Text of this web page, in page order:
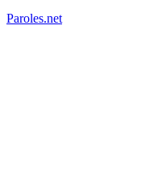
Paroles.net